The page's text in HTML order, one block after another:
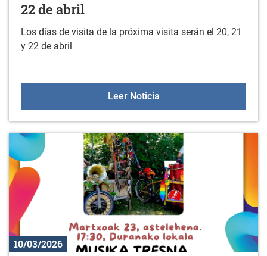
22 de abril
Los días de visita de la próxima visita serán el 20, 21
y 22 de abril
Leer NoticiaPróxima visita
10/03/2026